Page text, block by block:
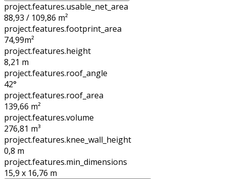
project.features.usable_net_area
88,93 / 109,86 m²
project.features.footprint_area
74,99m²
project.features.height
8,21 m
project.features.roof_angle
42°
project.features.roof_area
139,66 m²
project.features.volume
276,81 m³
project.features.knee_wall_height
0,8 m
project.features.min_dimensions
15,9 x 16,76 m